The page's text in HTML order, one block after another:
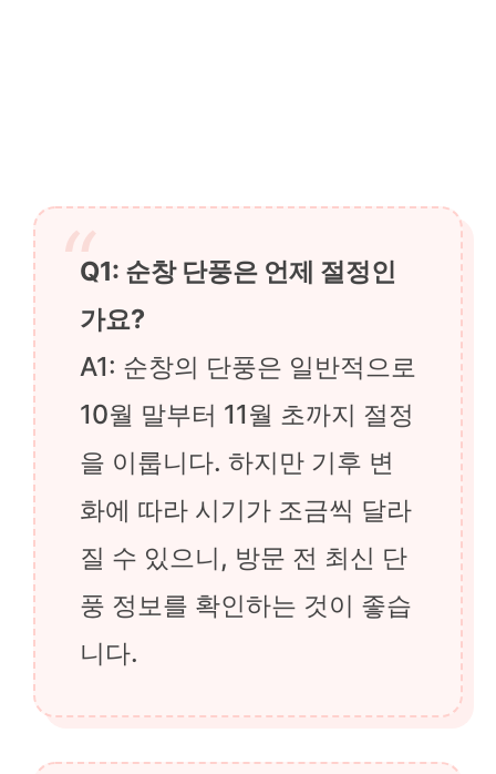
Q1: 순창 단풍은 언제 절정인
가요?
A1: 순창의 단풍은 일반적으로
10월 말부터 11월 초까지 절정
을 이룹니다. 하지만 기후 변
화에 따라 시기가 조금씩 달라
질 수 있으니, 방문 전 최신 단
풍 정보를 확인하는 것이 좋습
니다.